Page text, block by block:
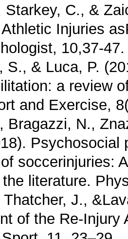
Starkey, C., &
Injuries
10,37-47.
S., & Luca, P.
a review
and Exercise,
Bragazzi, N.,
soccerinjuries:
literature.
J.,
of the Re-